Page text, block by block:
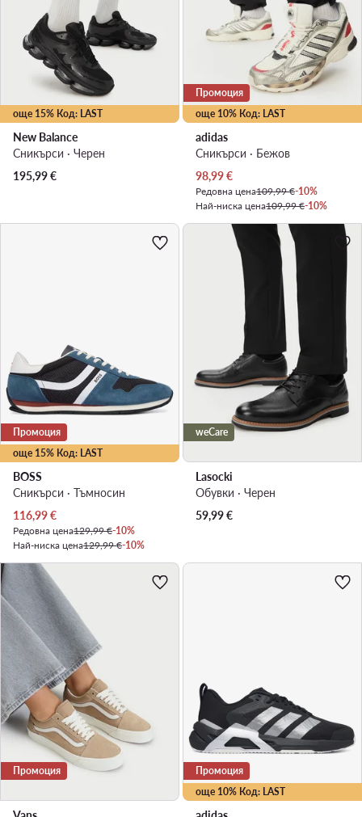
още 15% Код: LAST
New Balance
Сникърси · Черен
195,99€
още 10% Код: LAST
Промоция
adidas
Сникърси · Бежов
Актуална цена
98,99€
Редовна цена109,99 €-10%
Най-ниска цена109,99 €-10%
още 15% Код: LAST
Промоция
BOSS
Сникърси · Тъмносин
Актуална цена
116,99€
Редовна цена129,99 €-10%
Най-ниска цена129,99 €-10%
weCare
Lasocki
Обувки · Черен
59,99€
Промоция
още 10% Код: LAST
Промоция